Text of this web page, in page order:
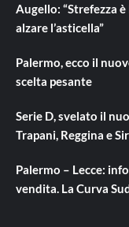
Augello: “Strefezza
alzare l’asticella”
Palermo, ecco il
scelta pesante
Serie D, svelato il
Trapani, Reggina e
Palermo – Lecce:
vendita. La Curva